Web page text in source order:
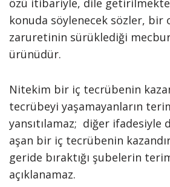
özü itibariyle, dile
konuda söylenecek sözler, bir
zaruretinin sürüklediği
ürünüdür.
Nitekim bir iç tecrübenin
tecrübeyi yaşamayanların
yansıtılamaz; diğer ifadesiyle
aşan bir iç tecrübenin
geride bıraktığı şubelerin
açıklanamaz.